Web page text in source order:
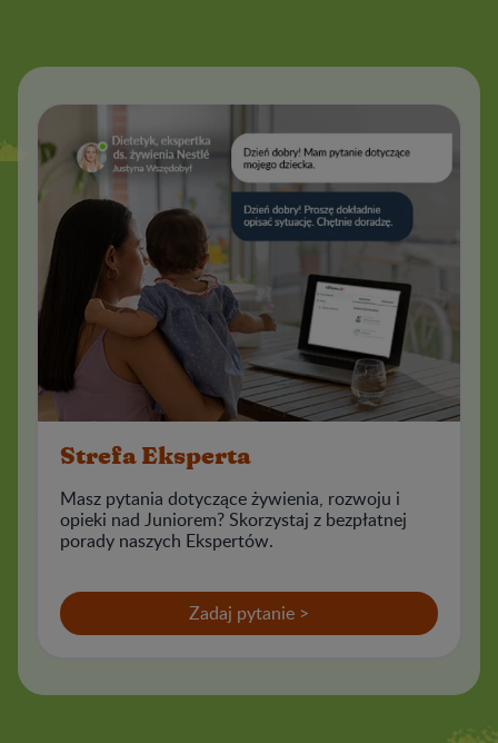
Strefa Eksperta
Masz pytania dotyczące żywienia, rozwoju i
opieki nad Juniorem? Skorzystaj z bezpłatnej
porady naszych Ekspertów.
Zadaj pytanie >